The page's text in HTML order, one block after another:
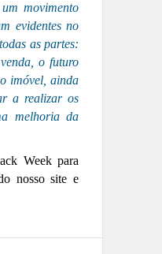
movimento
evidentes no
as partes:
o futuro
imóvel, ainda
a realizar os
melhoria da
Week para
nosso site e